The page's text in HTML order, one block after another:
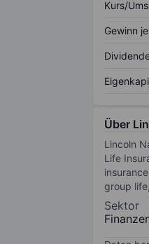
Kurs/
Gewinn
Über
Lincoln
Life
group
Sektor